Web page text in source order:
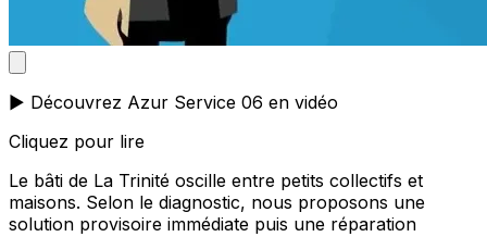
▶️ Découvrez Azur Service 06 en vidéo
Cliquez pour lire
Le bâti de La Trinité oscille entre petits collectifs et
maisons. Selon le diagnostic, nous proposons une
solution provisoire immédiate puis une réparation